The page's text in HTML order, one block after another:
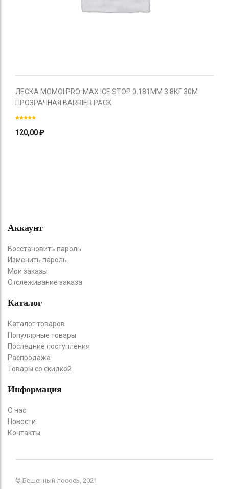
ЛЕСКА MOMOI PRO-MAX ICE STOP 0.181ММ 3.8КГ 30М
ПРОЗРАЧНАЯ BARRIER PACK
120,00₽
Аккаунт
Восстановить пароль
Изменить пароль
Мои заказы
Отслеживание заказа
Каталог
Каталог товаров
Популярные товары
Последние поступления
Распродажа
Товары со скидкой
Информация
О нас
Новости
Контакты
© Бешенный лосось, 2021